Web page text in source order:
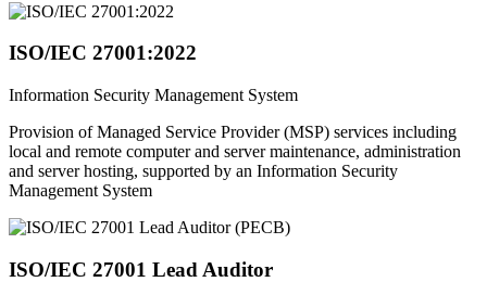
ISO/IEC 27001:2022
Information Security Management System
Provision of Managed Service Provider (MSP) services including
local and remote computer and server maintenance, administration
and server hosting, supported by an Information Security
Management System
ISO/IEC 27001 Lead Auditor